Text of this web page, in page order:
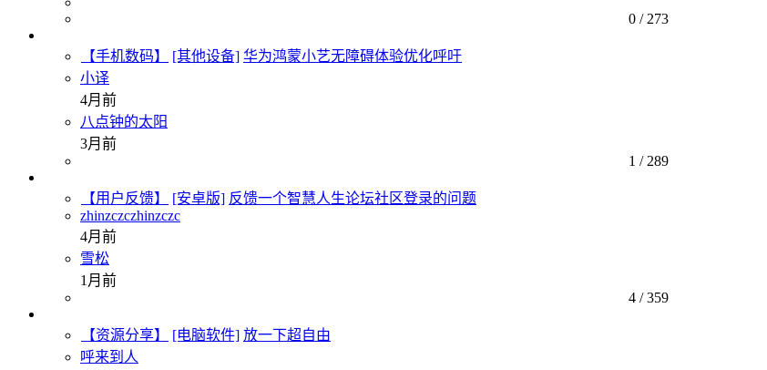
0 / 273
【手机数码】 [其他设备] 华为鸿蒙小艺无障碍体验优化呼吁
小译
4月前
八点钟的太阳
3月前
1 / 289
【用户反馈】 [安卓版] 反馈一个智慧人生论坛社区登录的问题
zhinzczczhinzczc
4月前
雪松
1月前
4 /359
【资源分享】 [电脑软件] 放一下超自由
呼来到人